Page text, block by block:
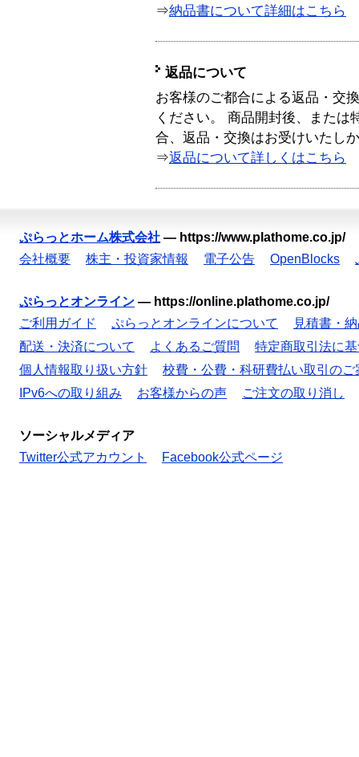
⇒納品書について詳細はこちら
返品について
お客様のご都合による返品・交
ください。 商品開封後、または
合、返品・交換はお受けいたし
⇒返品について詳しくはこちら
ぷらっとホーム株式会社 — https://www.plathome.co.jp/
会社概要
株主・投資家情報 電子公告 OpenBlocks
ぷらっとオンライン — https://online.plathome.co.jp/
ご利用ガイド
ぷらっとオンラインについて
見積書・
配送・決済について
よくあるご質問
特定商取引法に
個人情報取り扱い方針
校費・公費・科研費払い取引のご
IPv6への取り組み
お客様からの声 ご注文の取り消し
ソーシャルメディア
Twitter公式アカウント
Facebook公式ページ